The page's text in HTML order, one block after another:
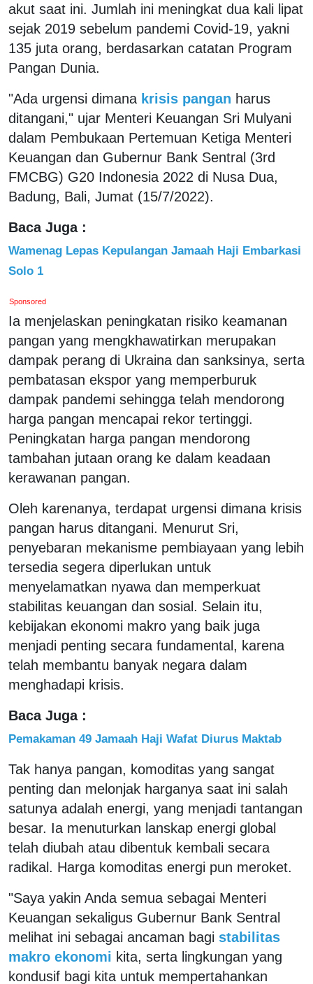
akut saat ini. Jumlah ini meningkat dua kali lipat
sejak 2019 sebelum pandemi Covid-19, yakni
135 juta orang, berdasarkan catatan Program
Pangan Dunia.
"Ada urgensi dimana krisis pangan harus
ditangani," ujar Menteri Keuangan Sri Mulyani
dalam Pembukaan Pertemuan Ketiga Menteri
Keuangan dan Gubernur Bank Sentral (3rd
FMCBG) G20 Indonesia 2022 di Nusa Dua,
Badung, Bali, Jumat (15/7/2022).
Baca Juga :
Wamenag Lepas Kepulangan Jamaah Haji Embarkasi
Solo 1
Sponsored
Ia menjelaskan peningkatan risiko keamanan
pangan yang mengkhawatirkan merupakan
dampak perang di Ukraina dan sanksinya, serta
pembatasan ekspor yang memperburuk
dampak pandemi sehingga telah mendorong
harga pangan mencapai rekor tertinggi.
Peningkatan harga pangan mendorong
tambahan jutaan orang ke dalam keadaan
kerawanan pangan.
Oleh karenanya, terdapat urgensi dimana krisis
pangan harus ditangani. Menurut Sri,
penyebaran mekanisme pembiayaan yang lebih
tersedia segera diperlukan untuk
menyelamatkan nyawa dan memperkuat
stabilitas keuangan dan sosial. Selain itu,
kebijakan ekonomi makro yang baik juga
menjadi penting secara fundamental, karena
telah membantu banyak negara dalam
menghadapi krisis.
Baca Juga :
Pemakaman 49 Jamaah Haji Wafat Diurus Maktab
Tak hanya pangan, komoditas yang sangat
penting dan melonjak harganya saat ini salah
satunya adalah energi, yang menjadi tantangan
besar. Ia menuturkan lanskap energi global
telah diubah atau dibentuk kembali secara
radikal. Harga komoditas energi pun meroket.
"Saya yakin Anda semua sebagai Menteri
Keuangan sekaligus Gubernur Bank Sentral
melihat ini sebagai ancaman bagi stabilitas
makro ekonomi kita, serta lingkungan yang
kondusif bagi kita untuk mempertahankan